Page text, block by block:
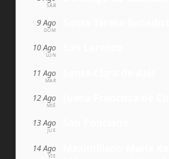
SÁB
9 Ago
DOM
10 Ago
LUN
11 Ago
MAR
12 Ago
MIÉ
13 Ago
JUE
14 Ago
VIE